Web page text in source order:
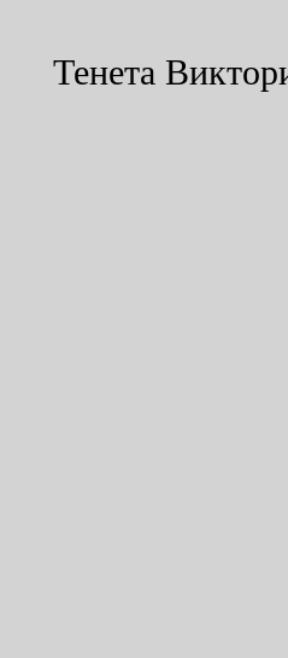
Тенета